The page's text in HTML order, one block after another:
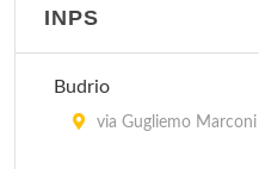
via Porrettana 216,
INPS
Budrio
via Gugliemo